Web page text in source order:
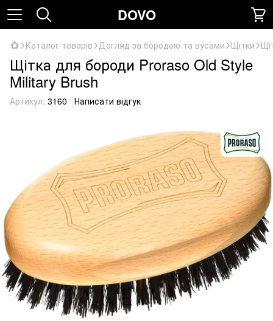
DOVO
Каталог товарів Догляд за бородою та вусами Щітки
Щітка для бороди Proraso Old Style
Military Brush
Артикул: 3160 Написати відгук